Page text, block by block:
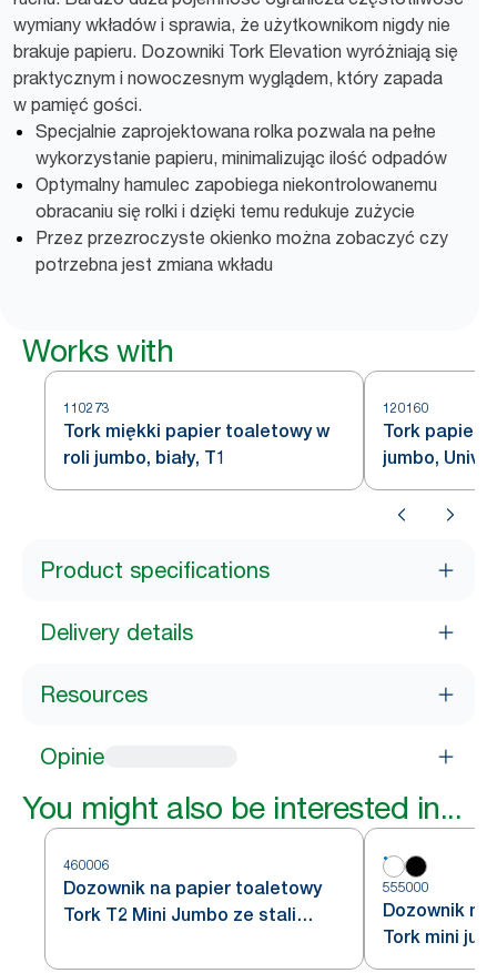
wymiany wkładów i sprawia, że użytkownikom nigdy nie
brakuje papieru. Dozowniki Tork Elevation wyróżniają się
praktycznym i nowoczesnym wyglądem, który zapada
w pamięć gości.
Specjalnie zaprojektowana rolka pozwala na pełne
wykorzystanie papieru, minimalizując ilość odpadów
Optymalny hamulec zapobiega niekontrolowanemu
obracaniu się rolki i dzięki temu redukuje zużycie
Przez przezroczyste okienko można zobaczyć czy
potrzebna jest zmiana wkładu
Works with
110273
Tork miękki papier toaletowy w
roli jumbo, biały, T1
120160
Tork papier
jumbo,
Product specifications
Delivery details
Resources
Opinie
You might also be interested in...
460006
Dozownik na papier toaletowy
Tork T2 Mini Jumbo ze stali
555000
Dozownik
Tork mini